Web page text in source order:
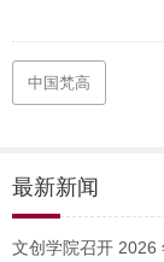
中国梵高
最新新闻
文创学院召开 2026